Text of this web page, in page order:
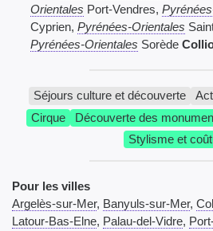
Orientales Port-Vendres,
Cyprien, Pyrénées-Orientales
Pyrénées-Orientales Sorède
Séjours culture et découverte
Cirque
Découverte des
Stylisme et
Pour les villes
Argelès-sur-Mer, Banyuls-sur-Mer,
Latour-Bas-Elne, Palau-del-Vidre,